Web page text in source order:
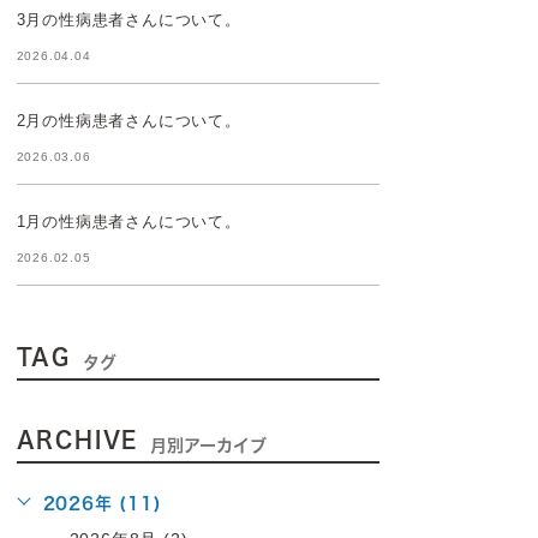
3月の性病患者さんについて。
2026.04.04
2月の性病患者さんについて。
2026.03.06
1月の性病患者さんについて。
2026.02.05
TAG タグ
ARCHIVE 月別アーカイブ
2026年 (11)